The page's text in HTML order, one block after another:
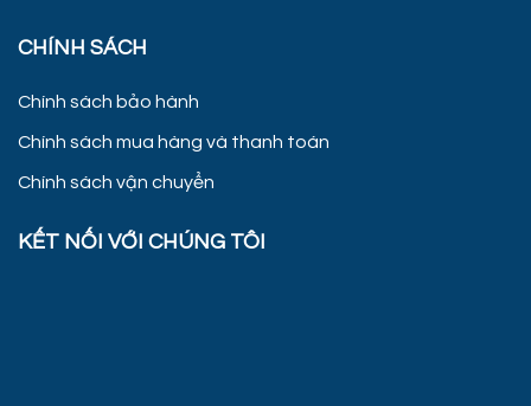
CHÍNH SÁCH
Chính sách bảo hành
Chính sách mua hàng và thanh toán
Chính sách vận chuyển
KẾT NỐI VỚI CHÚNG TÔI